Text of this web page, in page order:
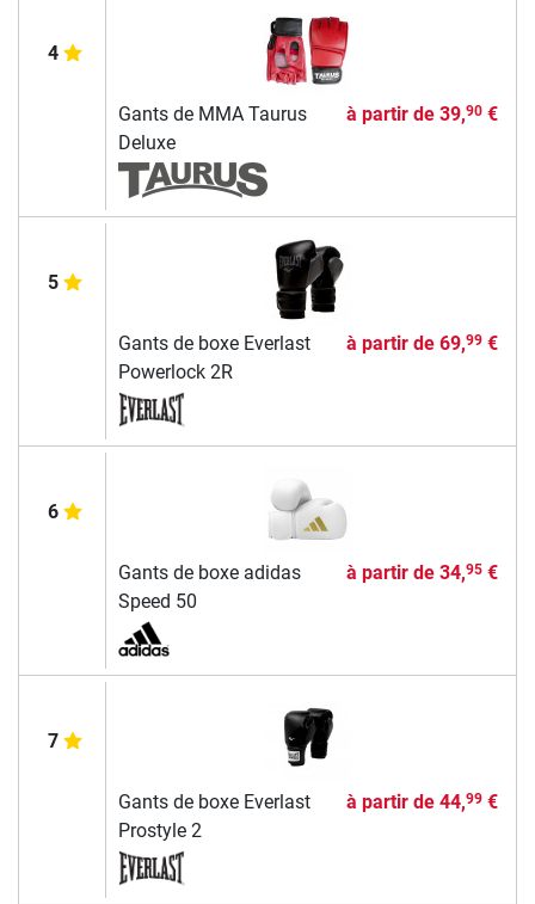
4
Gants de MMA Taurus
Deluxe
à partir de 39,90€
5
Gants de boxe Everlast
Powerlock 2R
à partir de 69,99€
6
Gants de boxe adidas
Speed 50
à partir de 34,95€
7
Gants de boxe Everlast
Prostyle 2
à partir de 44,99€